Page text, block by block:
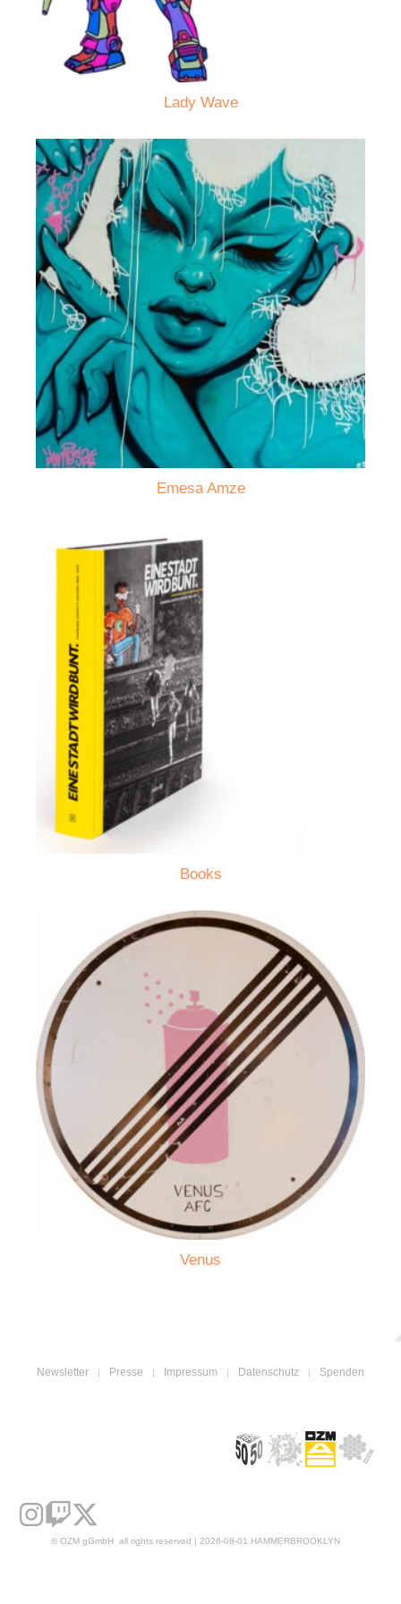
Lady Wave
Emesa Amze
Books
Venus
Newsletter Presse Impressum Datenschutz Spenden
© OZM gGmbH all rights reserved | 2026-08-01 HAMMERBROOKLYN